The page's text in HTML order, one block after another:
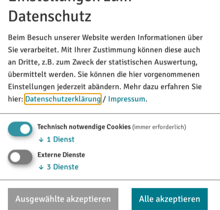
Kath. Kirche „Mariä Heimsuchung“
Strambauers Backstubn Großnottersdorf
Datenschutz
Beim Besuch unserer Website werden Informationen über
Sie verarbeitet. Mit Ihrer Zustimmung können diese auch
an Dritte, z.B. zum Zweck der statistischen Auswertung,
übermittelt werden. Sie können die hier vorgenommenen
Einstellungen jederzeit abändern. Mehr dazu erfahren Sie
hier: Datenschutzerklärung / Impressum.
Technisch notwendige Cookies(immer erforderlich)
↓ 1 Dienst
Externe Dienste
↓ 3 Dienste
Ausgewählte akzeptieren Alle akzeptieren